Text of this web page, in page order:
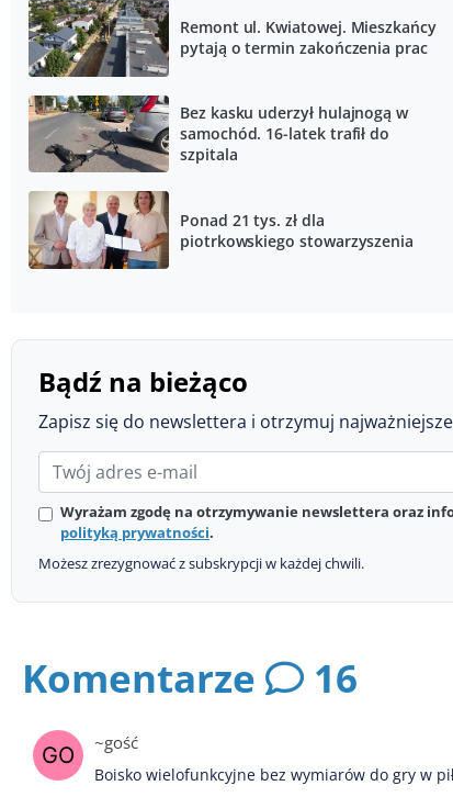
Remont ul. Kwiatowej. Mieszkańcy
pytają o termin zakończenia prac
Bez kasku uderzył hulajnogą w
samochód. 16-latek trafił do
szpitala
Ponad 21 tys. zł dla
piotrkowskiego stowarzyszenia
Bądź na bieżąco
Zapisz się do newslettera i otrzymuj
Wyrażam zgodę na otrzymywanie newslettera oraz
polityką prywatności.
Możesz zrezygnować z subskrypcji w każdej chwili.
Komentarze 16
~gość
Boisko wielofunkcyjne bez wymiarów do gry w